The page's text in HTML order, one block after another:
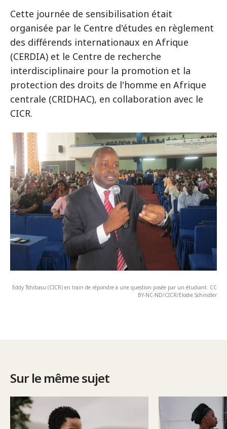
Cette journée de sensibilisation était
organisée par le Centre d'études en règlement
des différends internationaux en Afrique
(CERDIA) et le Centre de recherche
interdisciplinaire pour la promotion et la
protection des droits de l'homme en Afrique
centrale (CRIDHAC), en collaboration avec le
CICR.
Eddy Tshibasu (CICR) en train de répondre à une question posée par un étudiant. CC
BY-NC-ND/CICR/Elodie Schindler
Sur le même sujet